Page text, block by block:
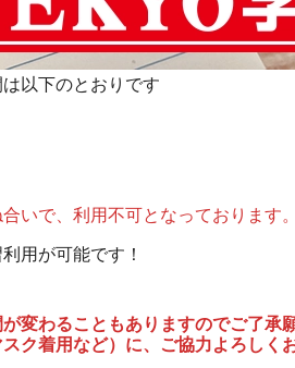
以下のとおりです
で、利用不可となっております
用が可能です！
変わることもありますのでご了承願
ク着用など）に、ご協力よろしく